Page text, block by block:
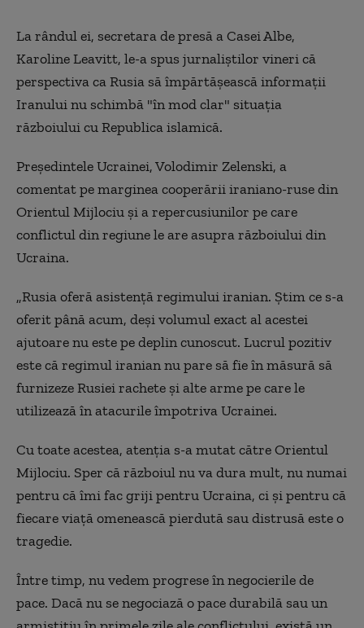
La rândul ei, secretara de presă a Casei Albe,
Karoline Leavitt, le-a spus jurnaliştilor vineri că
perspectiva ca Rusia să împărtăşească informaţii
Iranului nu schimbă "în mod clar" situaţia
războiului cu Republica islamică.
Președintele Ucrainei, Volodimir Zelenski, a
comentat pe marginea cooperării iraniano-ruse din
Orientul Mijlociu și a repercusiunilor pe care
conflictul din regiune le are asupra războiului din
Ucraina.
„Rusia oferă asistență regimului iranian. Știm ce s-a
oferit până acum, deși volumul exact al acestei
ajutoare nu este pe deplin cunoscut. Lucrul pozitiv
este că regimul iranian nu pare să fie în măsură să
furnizeze Rusiei rachete și alte arme pe care le
utilizează în atacurile împotriva Ucrainei.
Cu toate acestea, atenția s-a mutat către Orientul
Mijlociu. Sper că războiul nu va dura mult, nu numai
pentru că îmi fac griji pentru Ucraina, ci și pentru că
fiecare viață omenească pierdută sau distrusă este o
tragedie.
Între timp, nu vedem progrese în negocierile de
pace. Dacă nu se negociază o pace durabilă sau un